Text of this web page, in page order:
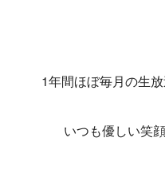
1年間ほぼ毎月の生
いつも優しい笑